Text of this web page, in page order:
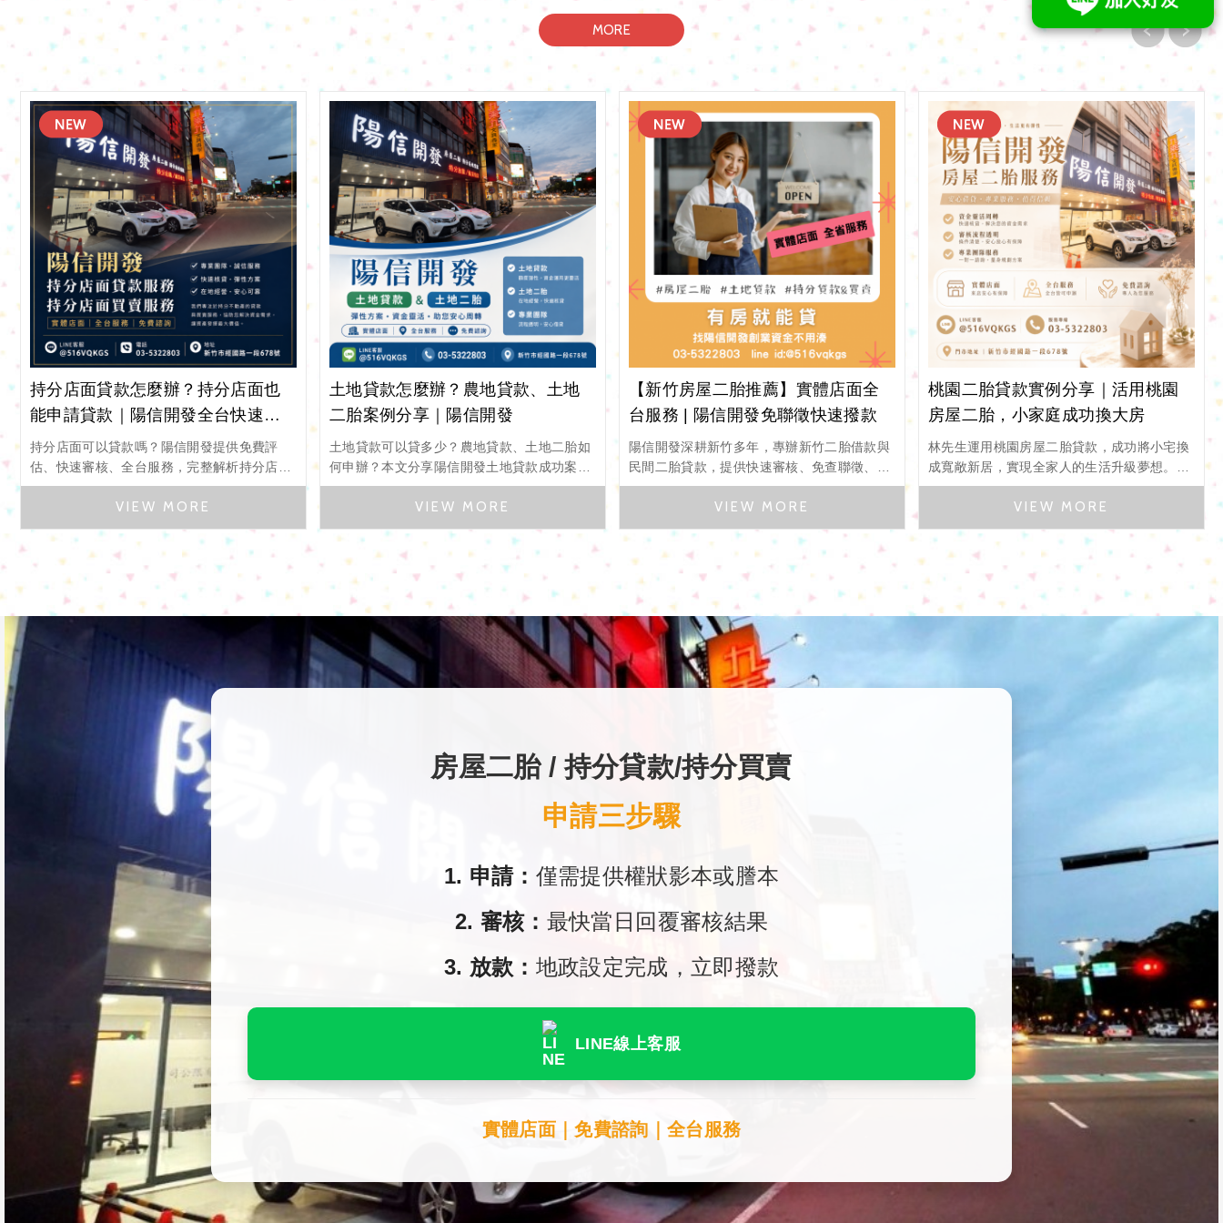
Previ
ous
Next
持分店面貸款怎麼辦？持分店面也
能申請貸款｜陽信開發全台快速審
核
持分店面可以貸款嗎？陽信開發提供免費評
估、快速審核、全台服務，完整解析持分店面
貸款條件、流程、案例與常見問題。
土地貸款怎麼辦？農地貸款、土地
二胎案例分享｜陽信開發
土地貸款可以貸多少？農地貸款、土地二胎如
何申辦？本文分享陽信開發土地貸款成功案
例，完整解析土地貸款條件、申辦流程、準備
資料、常見問題與貸款優勢，協助您快速活化
土地資產，取得合適資金方案。
【新竹房屋二胎推薦】實體店面全
台服務 | 陽信開發免聯徵快速撥款
陽信開發深耕新竹多年，專辦新竹二胎借款與
民間二胎貸款，提供快速審核、免查聯徵、彈
性還款等客製化服務，協助您靈活運用現有房
產，迅速取得急需資金。
桃園二胎貸款實例分享｜活用桃園
房屋二胎，小家庭成功換大房
林先生運用桃園房屋二胎貸款，成功將小宅換
成寬敞新居，實現全家人的生活升級夢想。本
案例分享桃園二胎貸款的申請過程、資金運用
與實際成效，提供換屋族寶貴參考。
MORE
房屋二胎 / 持分貸款/持分買賣
申請三步驟
1. 申請： 僅需提供權狀影本或謄本
2. 審核： 最快當日回覆審核結果
3. 放款： 地政設定完成，立即撥款
LINE線上客服
實體店面｜免費諮詢｜全台服務